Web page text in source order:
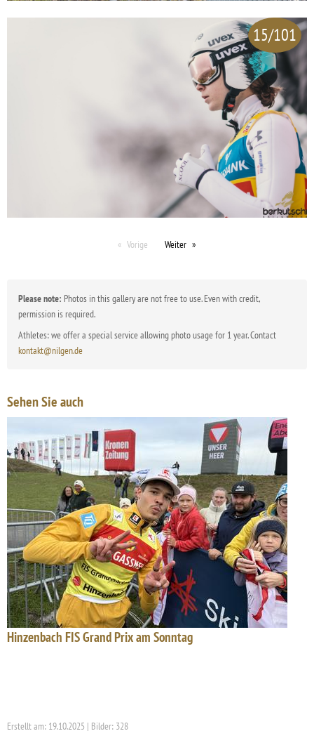
15/101
Vorige Weiter
Please note: Photos in this gallery are not free to use. Even with credit,
permission is required.
Athletes: we offer a special service allowing photo usage for 1 year. Contact
kontakt@nilgen.de
Sehen Sie auch
Hinzenbach FIS Grand Prix am Sonntag
Erstellt am: 19.10.2025 | Bilder: 328